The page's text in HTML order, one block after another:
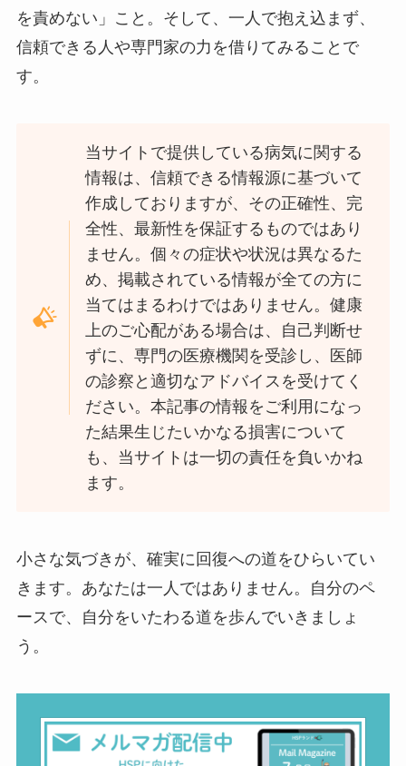
を責めない」こと。そして、一人で抱え込まず、
信頼できる人や専門家の力を借りてみることで
す。
当サイトで提供している病気に関する
情報は、信頼できる情報源に基づいて
作成しておりますが、その正確性、完
全性、最新性を保証するものではあり
ません。個々の症状や状況は異なるた
め、掲載されている情報が全ての方に
当てはまるわけではありません。健康
上のご心配がある場合は、自己判断せ
ずに、専門の医療機関を受診し、医師
の診察と適切なアドバイスを受けてく
ださい。本記事の情報をご利用になっ
た結果生じたいかなる損害について
も、当サイトは一切の責任を負いかね
ます。
小さな気づきが、確実に回復への道をひらいてい
きます。あなたは一人ではありません。自分のペ
ースで、自分をいたわる道を歩んでいきましょ
う。